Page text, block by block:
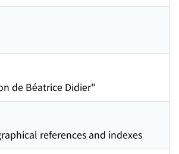
de Béatrice Didier"
references and indexes